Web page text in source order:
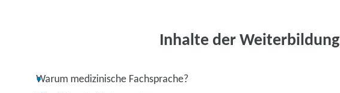
Inhalte der Weiterbildung
Warum medizinische Fachsprache?